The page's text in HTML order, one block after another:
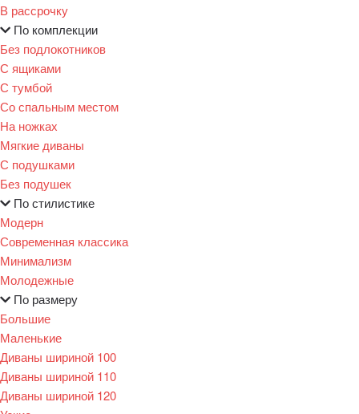
В рассрочку
По комплекции
Без подлокотников
С ящиками
С тумбой
Со спальным местом
На ножках
Мягкие диваны
С подушками
Без подушек
По стилистике
Модерн
Современная классика
Минимализм
Молодежные
По размеру
Большие
Маленькие
Диваны шириной 100
Диваны шириной 110
Диваны шириной 120